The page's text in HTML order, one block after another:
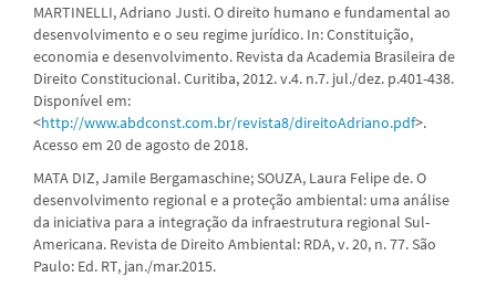
MARTINELLI, Adriano Justi. O direito humano e fundamental ao
desenvolvimento e o seu regime jurídico. In: Constituição,
economia e desenvolvimento. Revista da Academia Brasileira de
Direito Constitucional. Curitiba, 2012. v.4. n.7. jul./dez. p.401-438.
Disponível em:
<http://www.abdconst.com.br/revista8/direitoAdriano.pdf>.
Acesso em 20 de agosto de 2018.
MATA DIZ, Jamile Bergamaschine; SOUZA, Laura Felipe de. O
desenvolvimento regional e a proteção ambiental: uma análise
da iniciativa para a integração da infraestrutura regional Sul-
Americana. Revista de Direito Ambiental: RDA, v. 20, n. 77. São
Paulo: Ed. RT, jan./mar.2015.